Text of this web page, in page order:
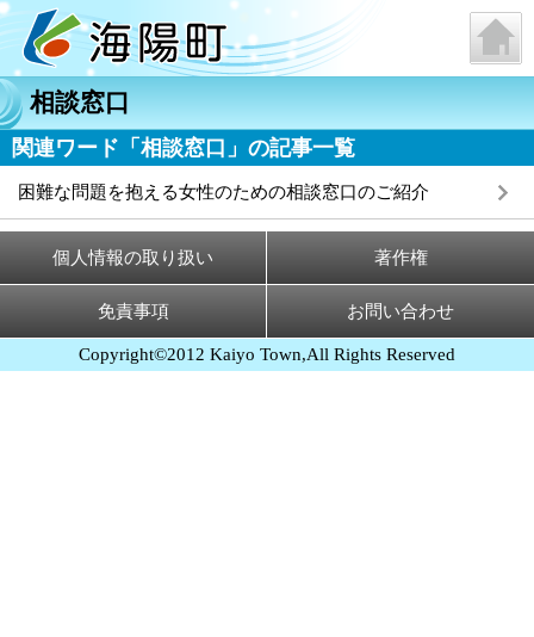
相談窓口
関連ワード「相談窓口」の記事一覧
困難な問題を抱える女性のための相談窓口のご紹介
個人情報の取り扱い 著作権
免責事項 お問い合わせ
Copyright©2012 Kaiyo Town,All Rights Reserved